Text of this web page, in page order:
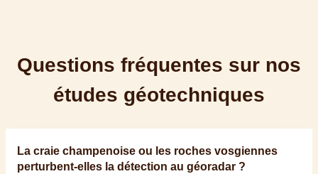
Questions fréquentes sur nos
études géotechniques
La craie champenoise ou les roches vosgiennes
perturbent-elles la détection au géoradar ?